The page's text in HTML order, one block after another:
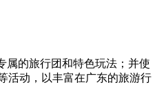
属的旅行团和特色玩法；并使
活动，以丰富在广东的旅游行